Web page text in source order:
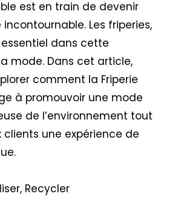
est en train de devenir
Les friperies,
dans cette
mode. Dans cet article,
comment la Friperie
à promouvoir une mode
de l’environnement tout
une expérience de
Recycler